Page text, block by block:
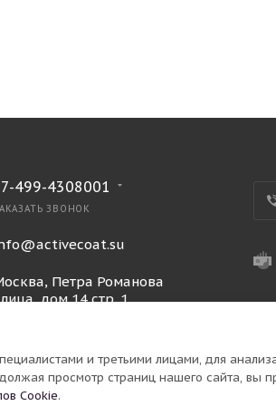
499-4308001
ЗВОНОК
Петра Романова
дом 14 стр. 1
и третьими лицами, для
просмотр страниц нашего сайта, вы
Cookie.